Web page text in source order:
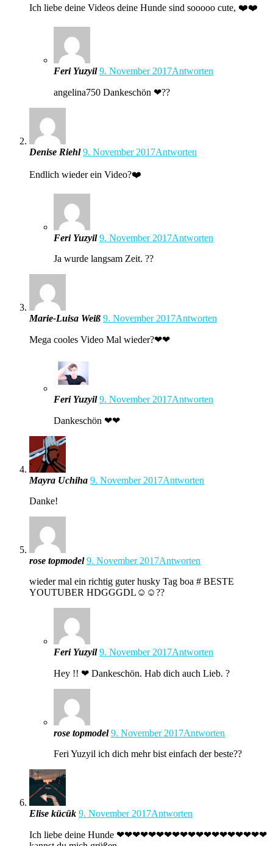
Ich liebe deine Videos deine Hunde sind sooooo cute, ❤️❤️
Feri Yuzyil 9. November 2017Antworten
angelina750 Dankeschön ❤??
Denise Riehl 9. November 2017Antworten
Endlich wieder ein Video?❤️
Feri Yuzyil 9. November 2017Antworten
Ja wurde langsam Zeit. ??
Marie-Luisa Weiß 9. November 2017Antworten
Mega cooles Video Mal wieder?❤❤
Feri Yuzyil 9. November 2017Antworten
Dankeschön ❤❤
Mayra Uchiha 9. November 2017Antworten
Danke!
rose topmodel 9. November 2017Antworten
wieder mal ein richtig guter husky Tag boa # BESTE
YOUTUBER HDGGGDL☺☺??
Feri Yuzyil 9. November 2017Antworten
Hey !! ❤ Dankeschön. Hab dich auch Lieb. ?
rose topmodel 9. November 2017Antworten
Feri Yuzyil ich dich mehr bist einfach der beste??
Elise kücük 9. November 2017Antworten
Ich liebe deine Hunde ❤❤❤❤❤❤❤❤❤❤❤❤❤❤❤❤❤❤❤